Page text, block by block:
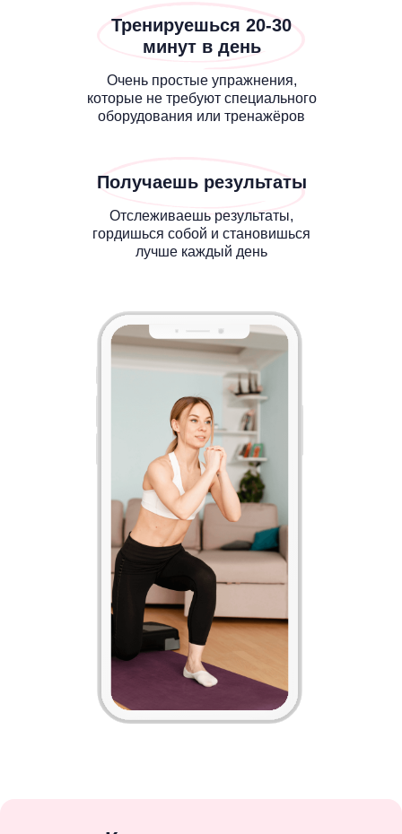
Тренируешься 20-30
минут в день
Очень простые упражнения,
которые не требуют специального
оборудования или тренажёров
Получаешь результаты
Отслеживаешь результаты,
гордишься собой и становишься
лучше каждый день